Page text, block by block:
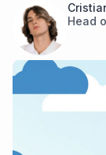
Head